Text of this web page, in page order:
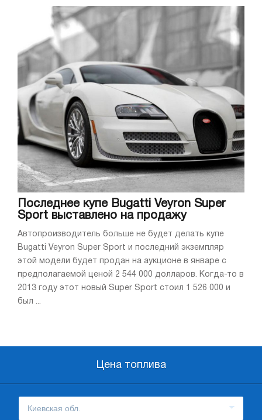
Последнее купе Bugatti Veyron Super
Sport выставлено на продажу
Автопроизводитель больше не будет делать купе
Bugatti Veyron Super Sport и последний экземпляр
этой модели будет продан на аукционе в январе с
предполагаемой ценой 2 544 000 долларов. Когда-то в
2013 году этот новый Super Sport стоил 1 526 000 и
был ...
Цена топлива